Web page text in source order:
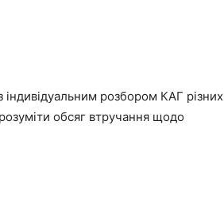
індивідуальним розбором КАГ різних
обсяг втручання щодо